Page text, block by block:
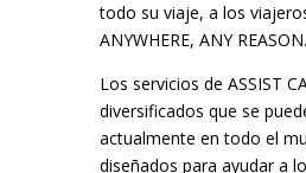
todo su viaje, a los
ANYWHERE, ANY REASON.
Los servicios de ASSIST
diversificados que se
actualmente en todo el
diseñados para ayudar a